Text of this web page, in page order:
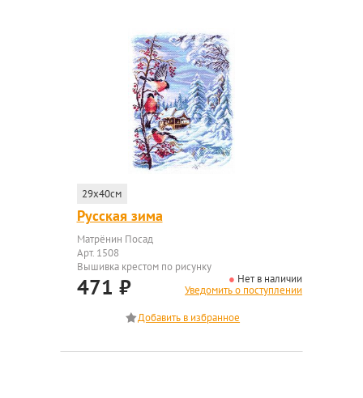
29x40см
Русская зима
Матрёнин Посад
Арт. 1508
Вышивка крестом по рисунку
471 ₽
Нет в наличии
Уведомить о поступлении